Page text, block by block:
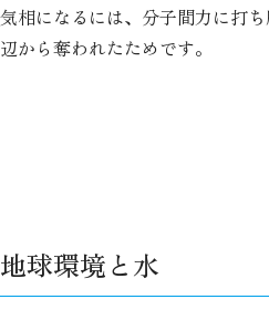
気相になるには、分子間力に打
辺から奪われたためです。
地球環境と水